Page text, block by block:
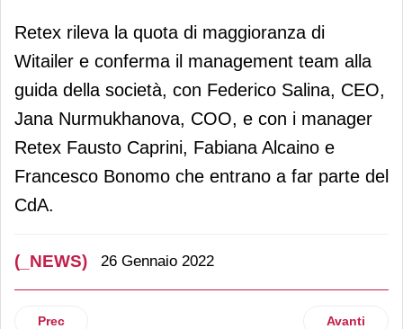
Retex rileva la quota di maggioranza di
Witailer e conferma il management team alla
guida della società, con Federico Salina, CEO,
Jana Nurmukhanova, COO, e con i manager
Retex Fausto Caprini, Fabiana Alcaino e
Francesco Bonomo che entrano a far parte del
CdA.
(_NEWS) 26 Gennaio 2022
Articolo precedente: Intesa Sanpaolo e Sace a supporto
Prec Articolo
Avanti